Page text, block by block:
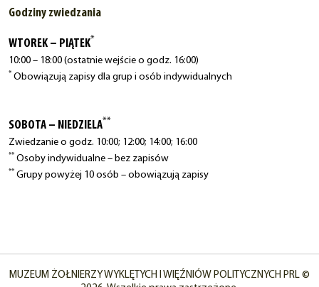
Godziny zwiedzania
WTOREK – PIĄTEK*
10:00 – 18:00 (ostatnie wejście o godz. 16:00)
* Obowiązują zapisy dla grup i osób indywidualnych
SOBOTA – NIEDZIELA**
Zwiedzanie o godz. 10:00; 12:00; 14:00; 16:00
** Osoby indywidualne – bez zapisów
** Grupy powyżej 10 osób – obowiązują zapisy
MUZEUM ŻOŁNIERZY WYKLĘTYCH I WIĘŹNIÓW POLITYCZNYCH PRL ©